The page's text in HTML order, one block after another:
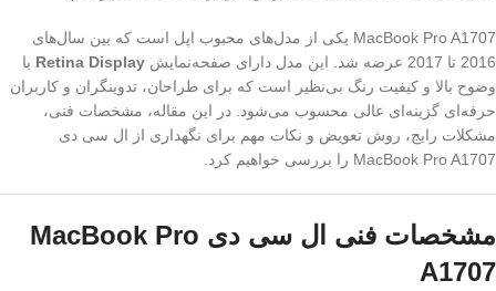
MacBook Pro A1707 یکی از مدل‌های محبوب اپل است که بین سال‌های
2016 تا 2017 عرضه شد. این مدل دارای صفحه‌نمایش
Retina Display با
وضوح بالا و کیفیت رنگ بی‌نظیر است که برای طراحان، تدوینگران و کاربران
حرفه‌ای گزینه‌ای عالی محسوب می‌شود. در این مقاله، مشخصات فنی،
مشکلات رایج، روش تعویض و نکات مهم برای نگهداری از ال ‌سی ‌دی
MacBook Pro A1707 را بررسی خواهیم کرد.
مشخصات فنی ال‌ سی ‌دی MacBook Pro
A1707